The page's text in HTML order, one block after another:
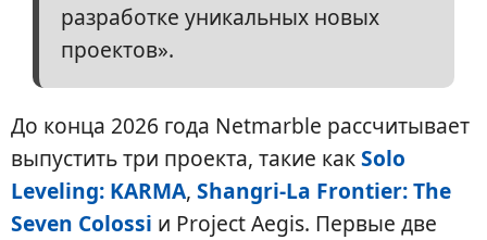
разработке уникальных новых
проектов».
До конца 2026 года Netmarble рассчитывает
выпустить три проекта, такие какSolo
Leveling: KARMA, Shangri-La Frontier: The
Seven Colossi и Project Aegis. Первые две